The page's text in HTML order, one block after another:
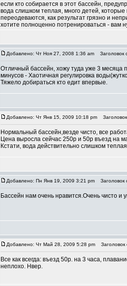
если кто собирается в этот бассейн,
вода слишком теплая, много детей, которые
переодеваются, как результат грязно и
хотите полноценно потренироваться - вам
Добавлено: Чт Ноя 27, 2008 1:36 am Заголовок
Отличный бассейн, хожу туда уже 3 месяца
минусов - Хаотичная регулировка
Тяжело добираться кто едит впервые.
Добавлено: Чт Янв 15, 2009 10:18 pm
Нормальный бассейн,везде чисто, все
Цена выросла сейчас 250р и 50р въезд на
Кстати, вода действительно слишком
Добавлено: Пн Янв 19, 2009 3:21 pm Заголовок
Бассейн нам очень нравится.Очень чисто
Добавлено: Чт Май 28, 2009 5:28 pm
Все как всегда: въезд 50р. на 3 часа,
неплохо. Нвер.